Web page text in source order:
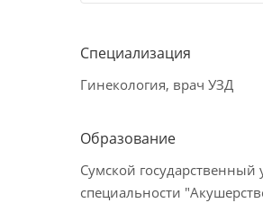
Специализация
Гинекология, врач УЗД
Образование
Сумской государственный
специальности